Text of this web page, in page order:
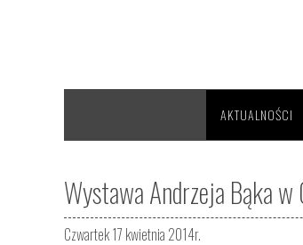
AKTUALNOŚCI
Wystawa Andrzeja Bąka
Czwartek 17 kwietnia 2014r.